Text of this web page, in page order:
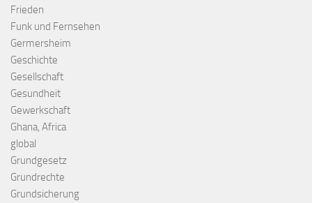
Frieden
Funk und Fernsehen
Germersheim
Geschichte
Gesellschaft
Gesundheit
Gewerkschaft
Ghana, Africa
global
Grundgesetz
Grundrechte
Grundsicherung